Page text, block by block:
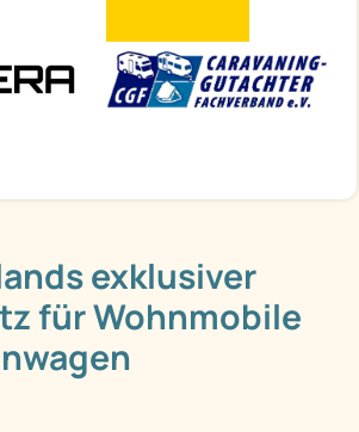
exklusiver
für Wohnmobile